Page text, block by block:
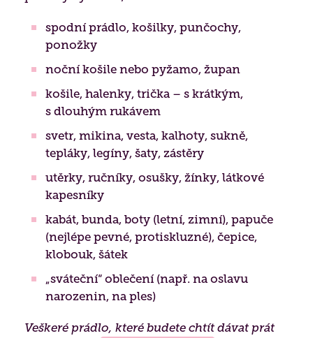
spodní prádlo, košilky, punčochy,
ponožky
noční košile nebo pyžamo, župan
košile, halenky, trička – s krátkým,
s dlouhým rukávem
svetr, mikina, vesta, kalhoty, sukně,
tepláky, legíny, šaty, zástěry
utěrky, ručníky, osušky, žínky, látkové
kapesníky
kabát, bunda, boty (letní, zimní), papuče
(nejlépe pevné, protiskluzné), čepice,
klobouk, šátek
„sváteční“ oblečení (např. na oslavu
narozenin, na ples)
Veškeré prádlo, které budete chtít dávat prát
Lidé často hledají
Jak požádat o službu
Jak to u nás vypadá